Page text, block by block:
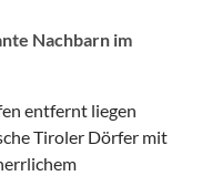
Nachbarn im
entfernt liegen
Tiroler Dörfer mit